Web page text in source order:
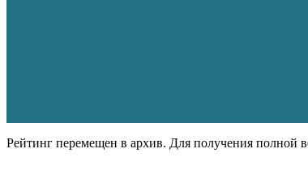
Рейтинг перемещен в архив. Для получения полной